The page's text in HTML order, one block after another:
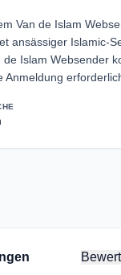
Van de Islam
ansässiger Islamic-
de Islam Websender